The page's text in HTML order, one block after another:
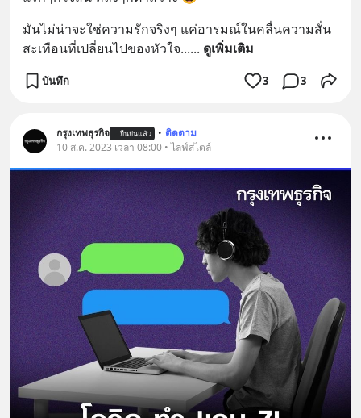
มันไม่น่าจะใช่ความรักจริงๆ แค่อารมณ์ในคลื่นความสั่น
สะเทือนที่เปลี่ยนไปของหัวใจ...... ดูเพิ่มเติม
บันทึก 3 3
กรุงเทพธุรกิจ ยืนยันแล้ว • ติดตาม
10 ส.ค. 2023 เวลา 08:00 • ไลฟ์สไตล์